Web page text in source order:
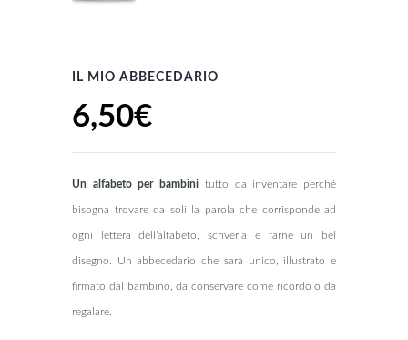
IL MIO ABBECEDARIO
6,50€
Un alfabeto per bambini tutto da inventare perché
bisogna trovare da soli la parola che corrisponde ad
ogni lettera dell’alfabeto, scriverla e farne un bel
disegno. Un abbecedario che sarà unico, illustrato e
firmato dal bambino, da conservare come ricordo o da
regalare.